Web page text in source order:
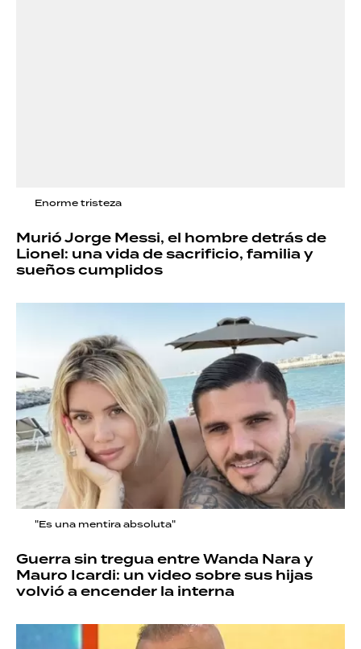
Enorme tristeza
Murió Jorge Messi, el hombre detrás de
Lionel: una vida de sacrificio, familia y
sueños cumplidos
"Es una mentira absoluta"
Guerra sin tregua entre Wanda Nara y
Mauro Icardi: un video sobre sus hijas
volvió a encender la interna